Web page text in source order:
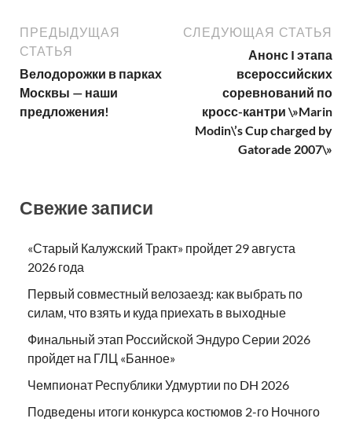
ПРЕДЫДУЩАЯ
СТАТЬЯ
Велодорожки в парках
Москвы — наши
предложения!
СЛЕДУЮЩАЯ СТАТЬЯ
Анонс I этапа
всероссийских
соревнований по
кросс-кантри \»Marin
Modin\’s Cup charged by
Gatorade 2007\»
Свежие записи
«Старый Калужский Тракт» пройдет 29 августа
2026 года
Первый совместный велозаезд: как выбрать по
силам, что взять и куда приехать в выходные
Финальный этап Российской Эндуро Серии 2026
пройдет на ГЛЦ «Банное»
Чемпионат Республики Удмуртии по DH 2026
Подведены итоги конкурса костюмов 2-го Ночного